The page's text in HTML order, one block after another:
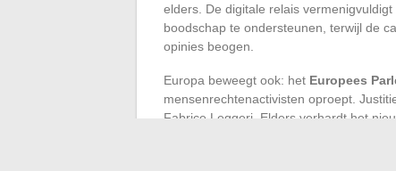
elders. De digitale relais
boodschap te ondersteunen, terwijl de
opinies beogen.
Europa beweegt ook: het Europees
mensenrechtenactivisten oproept.
Fabrice Leggeri. Elders verhardt het